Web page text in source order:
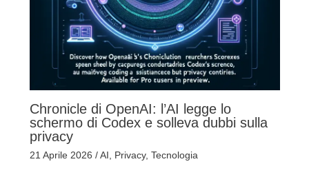
Chronicle di OpenAI: l’AI legge lo
schermo di Codex e solleva dubbi sulla
privacy
21 Aprile 2026 /AI, Privacy, Tecnologia